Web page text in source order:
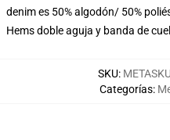
denim es 50% algodón/ 50%
Hems doble aguja y banda de
SKU:
Categorías: